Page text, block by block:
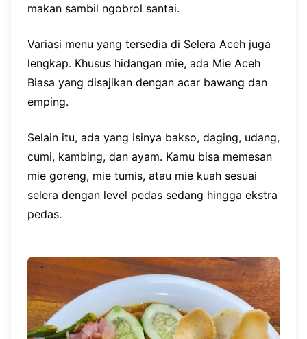
makan sambil ngobrol santai.
Variasi menu yang tersedia di Selera Aceh juga
lengkap. Khusus hidangan mie, ada Mie Aceh
Biasa yang disajikan dengan acar bawang dan
emping.
Selain itu, ada yang isinya bakso, daging, udang,
cumi, kambing, dan ayam. Kamu bisa memesan
mie goreng, mie tumis, atau mie kuah sesuai
selera dengan level pedas sedang hingga ekstra
pedas.